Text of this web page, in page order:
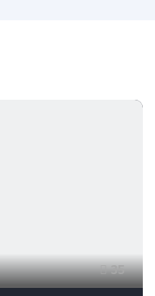
35